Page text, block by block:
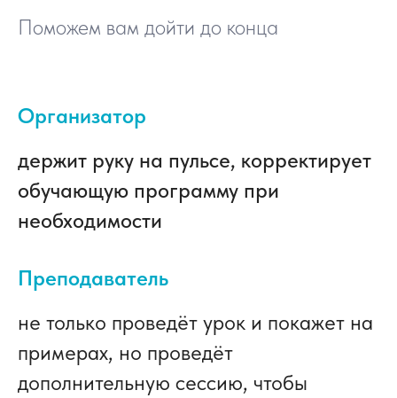
Поможем вам дойти до конца
Организатор
держит руку на пульсе, корректирует
обучающую программу при
необходимости
Преподаватель
не только проведёт урок и покажет на
примерах, но проведёт
дополнительную сессию, чтобы